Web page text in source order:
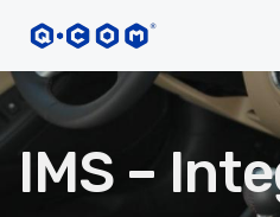
IMS –